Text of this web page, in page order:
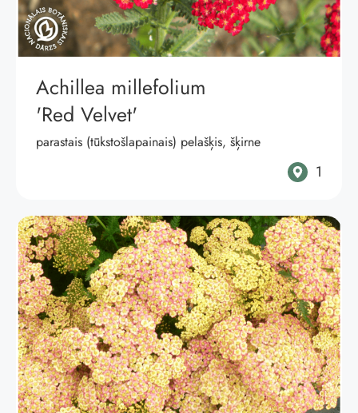
Achillea millefolium
'Red Velvet'
parastais (tūkstošlapainais) pelašķis, šķirne
1